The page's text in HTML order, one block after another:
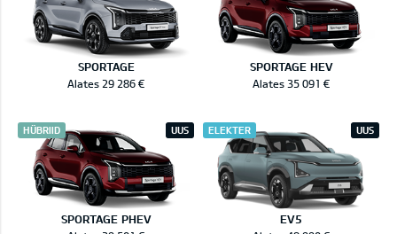
SPORTAGE
Alates 29 286 €
SPORTAGE HEV
Alates 35 091 €
SPORTAGE PHEV
HÜBRIID UUS
EV5
UUS
ELEKTER